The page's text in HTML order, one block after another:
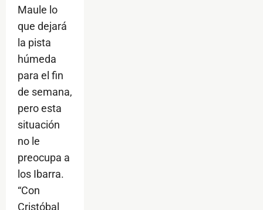
Maule lo
que dejará
la pista
húmeda
para el fin
de semana,
pero esta
situación
no le
preocupa a
los Ibarra.
“Con
Cristóbal